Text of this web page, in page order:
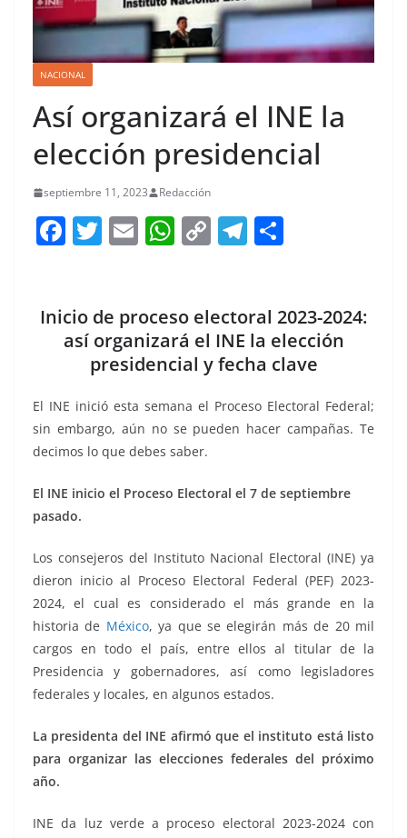
NACIONAL
Así organizará el INE la
elección presidencial
septiembre 11, 2023 Redacción
F
e
b
o
k
T
er
E
l
W
s
A
p
p
C
y
Li
n
k
T
gr
a
m
e
Inicio de proceso electoral 2023-2024:
así organizará el INE la elección
presidencial y fecha clave
El INE inició esta semana el Proceso Electoral Federal;
sin embargo, aún no se pueden hacer campañas. Te
decimos lo que debes saber.
El INE inicio el Proceso Electoral el 7 de septiembre
pasado.
Los consejeros del Instituto Nacional Electoral (INE) ya
dieron inicio al Proceso Electoral Federal (PEF) 2023-
2024, el cual es considerado el más grande en la
historia de México, ya que se elegirán más de 20 mil
cargos en todo el país, entre ellos al titular de la
Presidencia y gobernadores, así como legisladores
federales y locales, en algunos estados.
La presidenta del INE afirmó que el instituto está listo
para organizar las elecciones federales del próximo
año.
INE da luz verde a proceso electoral 2023-2024 con